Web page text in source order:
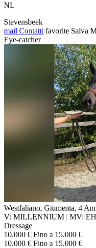
NL
Stevensbeek
mail Contatti favorite Salva
Eye-catcher
Westfaliano, Giumenta, 4
V: MILLENNIUM | MV:
Dressage
10.000 € Fino a 15.000 €
10.000 € Fino a 15.000 €